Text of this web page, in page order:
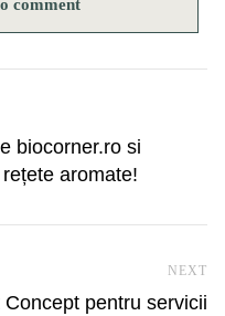
biocorner.ro si
aromate!
NEXT
pentru servicii